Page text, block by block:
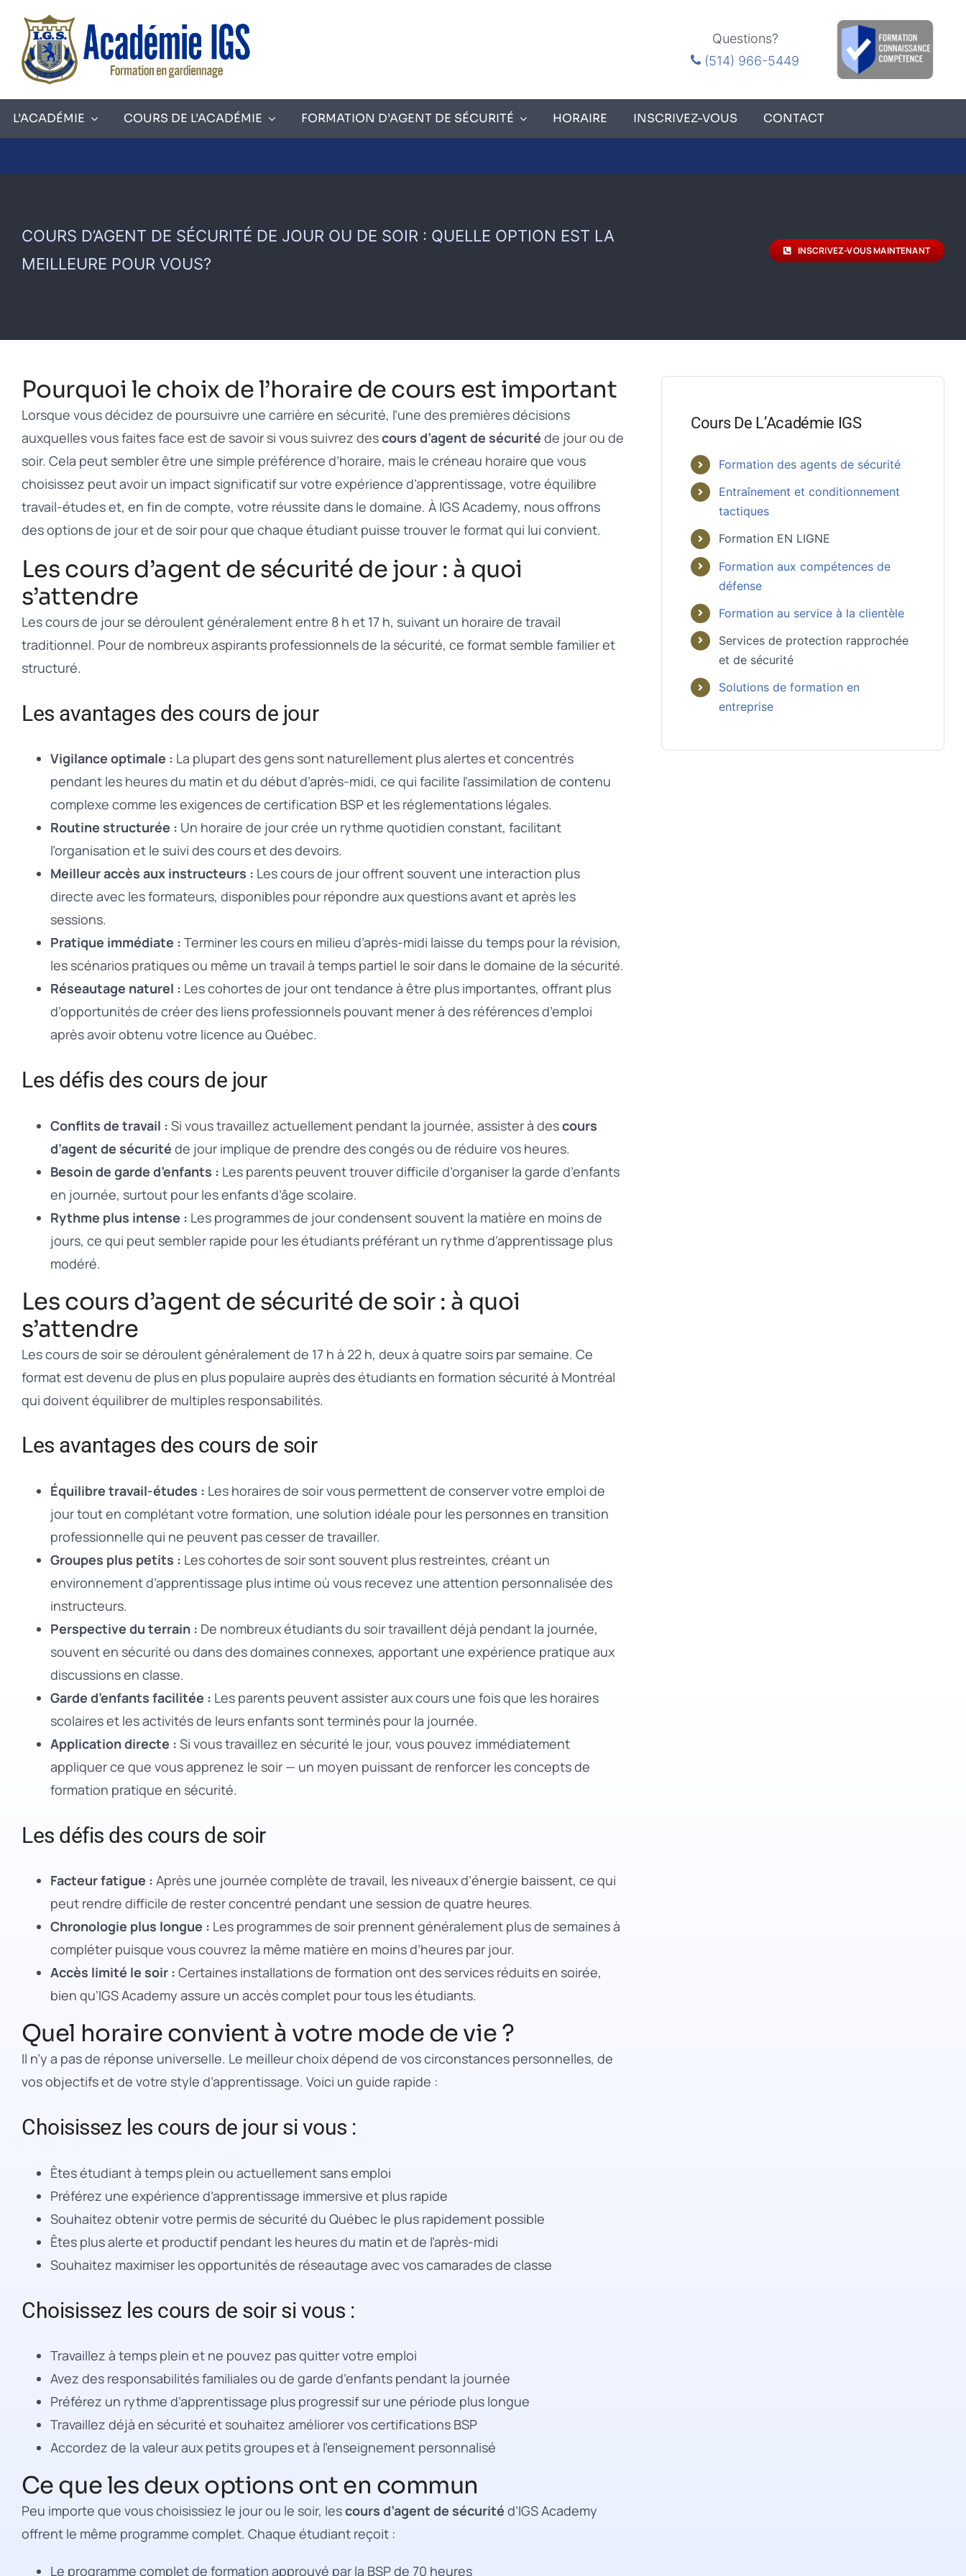
content
Questions?
(514) 966-5449
L’ACADÉMIE COURS DE L’ACADÉMIE FORMATION D’AGENT DE SÉCURITÉ HORAIRE INSCRIVEZ-VOUS CONTACT
COURS D’AGENT DE SÉCURITÉ DE JOUR OU DE SOIR : QUELLE OPTION EST LA
MEILLEURE POUR VOUS?
INSCRIVEZ-VOUS MAINTENANT
Pourquoi le choix de l’horaire de cours est important
Lorsque vous décidez de poursuivre une carrière en sécurité, l’une des premières décisions
auxquelles vous faites face est de savoir si vous suivrez descours d’agent de sécurité de jour ou de
soir. Cela peut sembler être une simple préférence d’horaire, mais le créneau horaire que vous
choisissez peut avoir un impact significatif sur votre expérience d’apprentissage, votre équilibre
travail-études et, en fin de compte, votre réussite dans le domaine. À IGS Academy, nous offrons
des options de jour et de soir pour que chaque étudiant puisse trouver le format qui lui convient.
Les cours d’agent de sécurité de jour : à quoi
s’attendre
Les cours de jour se déroulent généralement entre 8 h et 17 h, suivant un horaire de travail
traditionnel. Pour de nombreux aspirants professionnels de la sécurité, ce format semble familier et
structuré.
Les avantages des cours de jour
Vigilance optimale : La plupart des gens sont naturellement plus alertes et concentrés
pendant les heures du matin et du début d’après-midi, ce qui facilite l’assimilation de contenu
complexe comme les exigences de certification BSP et les réglementations légales.
Routine structurée : Un horaire de jour crée un rythme quotidien constant, facilitant
l’organisation et le suivi des cours et des devoirs.
Meilleur accès aux instructeurs : Les cours de jour offrent souvent une interaction plus
directe avec les formateurs, disponibles pour répondre aux questions avant et après les
sessions.
Pratique immédiate : Terminer les cours en milieu d’après-midi laisse du temps pour la révision,
les scénarios pratiques ou même un travail à temps partiel le soir dans le domaine de la sécurité.
Réseautage naturel : Les cohortes de jour ont tendance à être plus importantes, offrant plus
d’opportunités de créer des liens professionnels pouvant mener à des références d’emploi
après avoir obtenu votre licence au Québec.
Les défis des cours de jour
Conflits de travail : Si vous travaillez actuellement pendant la journée, assister à descours
d’agent de sécurité de jour implique de prendre des congés ou de réduire vos heures.
Besoin de garde d’enfants : Les parents peuvent trouver difficile d’organiser la garde d’enfants
en journée, surtout pour les enfants d’âge scolaire.
Rythme plus intense : Les programmes de jour condensent souvent la matière en moins de
jours, ce qui peut sembler rapide pour les étudiants préférant un rythme d’apprentissage plus
modéré.
Les cours d’agent de sécurité de soir : à quoi
s’attendre
Les cours de soir se déroulent généralement de 17 h à 22 h, deux à quatre soirs par semaine. Ce
format est devenu de plus en plus populaire auprès des étudiants en formation sécurité à Montréal
qui doivent équilibrer de multiples responsabilités.
Les avantages des cours de soir
Équilibre travail-études : Les horaires de soir vous permettent de conserver votre emploi de
jour tout en complétant votre formation, une solution idéale pour les personnes en transition
professionnelle qui ne peuvent pas cesser de travailler.
Groupes plus petits : Les cohortes de soir sont souvent plus restreintes, créant un
environnement d’apprentissage plus intime où vous recevez une attention personnalisée des
instructeurs.
Perspective du terrain : De nombreux étudiants du soir travaillent déjà pendant la journée,
souvent en sécurité ou dans des domaines connexes, apportant une expérience pratique aux
discussions en classe.
Garde d’enfants facilitée : Les parents peuvent assister aux cours une fois que les horaires
scolaires et les activités de leurs enfants sont terminés pour la journée.
Application directe : Si vous travaillez en sécurité le jour, vous pouvez immédiatement
appliquer ce que vous apprenez le soir — un moyen puissant de renforcer les concepts de
formation pratique en sécurité.
Les défis des cours de soir
Facteur fatigue : Après une journée complète de travail, les niveaux d’énergie baissent, ce qui
peut rendre difficile de rester concentré pendant une session de quatre heures.
Chronologie plus longue : Les programmes de soir prennent généralement plus de semaines à
compléter puisque vous couvrez la même matière en moins d’heures par jour.
Accès limité le soir : Certaines installations de formation ont des services réduits en soirée,
bien qu’IGS Academy assure un accès complet pour tous les étudiants.
Quel horaire convient à votre mode de vie ?
Il n’y a pas de réponse universelle. Le meilleur choix dépend de vos circonstances personnelles, de
vos objectifs et de votre style d’apprentissage. Voici un guide rapide :
Choisissez les cours de jour si vous :
Êtes étudiant à temps plein ou actuellement sans emploi
Préférez une expérience d’apprentissage immersive et plus rapide
Souhaitez obtenir votre permis de sécurité du Québec le plus rapidement possible
Êtes plus alerte et productif pendant les heures du matin et de l’après-midi
Souhaitez maximiser les opportunités de réseautage avec vos camarades de classe
Choisissez les cours de soir si vous :
Travaillez à temps plein et ne pouvez pas quitter votre emploi
Avez des responsabilités familiales ou de garde d’enfants pendant la journée
Préférez un rythme d’apprentissage plus progressif sur une période plus longue
Travaillez déjà en sécurité et souhaitez améliorer vos certifications BSP
Accordez de la valeur aux petits groupes et à l’enseignement personnalisé
Ce que les deux options ont en commun
Peu importe que vous choisissiez le jour ou le soir, lescours d’agent de sécurité d’IGS Academy
offrent le même programme complet. Chaque étudiant reçoit :
Le programme complet de formation approuvé par la BSP de 70 heures
Cours De L’Académie IGS
Formation des agents de sécurité
Entraînement et conditionnement
tactiques
Formation EN LIGNE
Formation aux compétences de
défense
Formation au service à la clientèle
Services de protection rapprochée
et de sécurité
Solutions de formation en
entreprise